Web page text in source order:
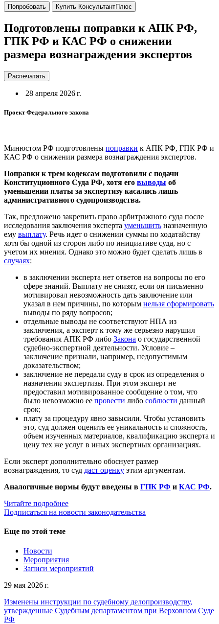
Попробовать Купить КонсультантПлюс
Подготовлены поправки к АПК РФ,
ГПК РФ и КАС РФ о снижении
размера вознаграждения экспертов
Распечатать
28 апреля 2026 г.
Проект Федерального закона
Минюстом РФ подготовлены поправки к АПК РФ, ГПК РФ и
КАС РФ о снижении размера вознаграждения экспертов.
Поправки к трем кодексам подготовили с подачи
Конституционного Суда РФ, хотя его выводы об
уменьшении платы за экспертизу касались лишь
административного судопроизводства.
Так, предложено закрепить право арбитражного суда после
исследования заключения эксперта уменьшить назначенную
ему выплату. Речь идет о снижении суммы по ходатайству
хотя бы одной из сторон либо по инициативе суда, но с
учетом их мнения. Однако это можно будет сделать лишь в
случаях:
в заключении эксперта нет ответов на вопросы по его
сфере знаний. Выплату не снизят, если он письменно
мотивировал невозможность дать заключение или
указал в нем причины, по которым нельзя сформировать
выводы по ряду вопросов;
отдельные выводы не соответствуют НПА из
заключения, а эксперт к тому же серьезно нарушил
требования АПК РФ либо Закона о государственной
судебно-экспертной деятельности. Условие –
заключение признали, например, недопустимым
доказательством;
заключение не передали суду в срок из определения о
назначении экспертизы. При этом эксперт не
предоставил мотивированное сообщение о том, что
было невозможно ее провести либо соблюсти данный
срок;
плату за процедуру явно завысили. Чтобы установить
это, суд должен оценить ее уникальность и сложность,
объем изученных материалов, квалификацию эксперта и
цену тех же услуг в иных экспертных организациях.
Если эксперт дополнительно обоснует размер
вознаграждения, то суд даст оценку этим аргументам.
Аналогичные нормы будут введены в ГПК РФ и КАС РФ.
Читайте подробнее
Подписаться на новости законодательства
Еще по этой теме
Новости
Мероприятия
Записи мероприятий
29 мая 2026 г.
Изменены инструкции по судебному делопроизводству,
утвержденные Судебным департаментом при Верховном Суде
РФ